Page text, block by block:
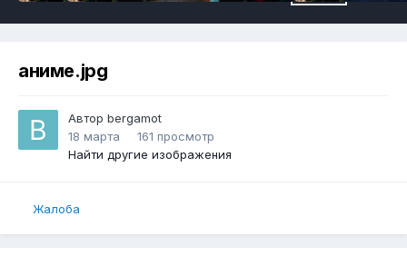
аниме.jpg
Автор bergamot
18 марта
161 просмотр
Найти другие изображения
Жалоба